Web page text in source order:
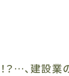
？…、建設業